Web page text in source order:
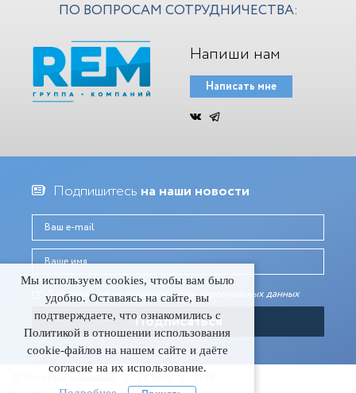
ПО ВОПРОСАМ СОТРУДНИЧЕСТВА:
Напиши нам
Написать мне
Подпишитесь на наши новости
Даю согласие на обработку моих персональных данныx
Мы используем cookies, чтобы вам было
удобно. Оставаясь на сайте, вы
подтверждаете, что ознакомились с
Политикой в отношении использования
cookie-файлов на нашем сайте и даёте
согласие на их использование.